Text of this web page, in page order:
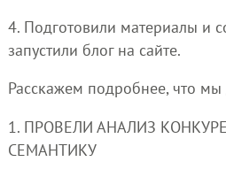
4. Подготовили материалы и
запустили блог на сайте.
Расскажем подробнее, что мы
1. ПРОВЕЛИ АНАЛИЗ
СЕМАНТИКУ